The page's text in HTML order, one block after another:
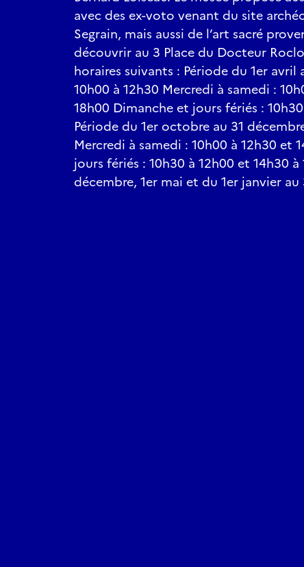
avec des ex-voto venant du site
Segrain, mais aussi de l’art sacré
découvrir au 3 Place du Docteur
horaires suivants : Période du 1er
10h00 à 12h30 Mercredi à samedi :
18h00 Dimanche et jours fériés :
Période du 1er octobre au 31
Mercredi à samedi : 10h00 à 12h30 et
jours fériés : 10h30 à 12h00 et 14h30 à
décembre, 1er mai et du 1er janvier au